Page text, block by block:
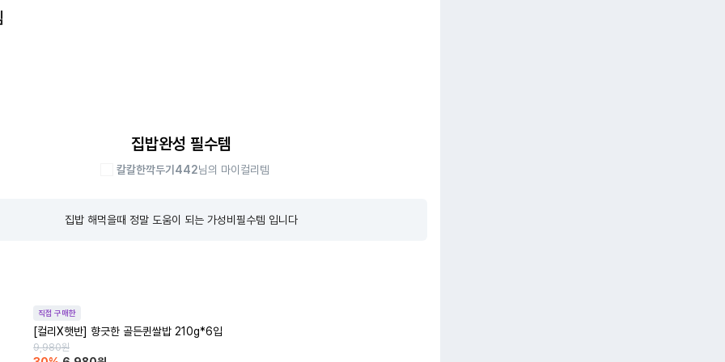
집밥완성 필수템
칼칼한깍두기442님의 마이컬리템
집밥 해먹을때 정말 도움이 되는 가성비필수템 입니다
직접 구매한
[컬리X햇반] 향긋한 골든퀸쌀밥 210g*6입
9,980원